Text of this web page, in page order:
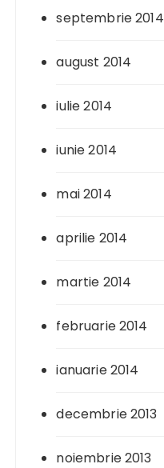
septembrie 2014
august 2014
iulie 2014
iunie 2014
mai 2014
aprilie 2014
martie 2014
februarie 2014
ianuarie 2014
decembrie 2013
noiembrie 2013